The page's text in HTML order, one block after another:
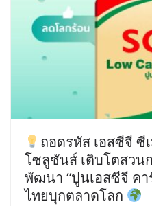
ถอดรหัส เอสซีจี
โซลูชันส์ เติบโตสวน
พัฒนา “ปูนเอสซีจี คา
ไทยบุกตลาดโลก